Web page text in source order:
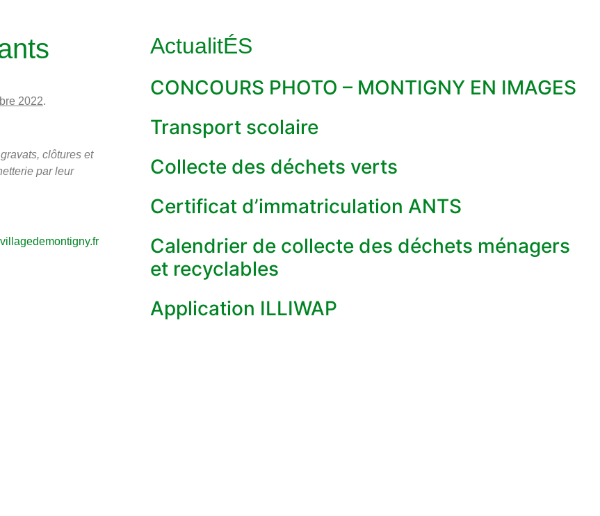
2022.
clôtures et
par leur
ActualitÉS
CONCOURS PHOTO – MONTIGNY EN IMAGES
Transport scolaire
Collecte des déchets verts
Certificat d’immatriculation ANTS
Calendrier de collecte des déchets ménagers
et recyclables
Application ILLIWAP